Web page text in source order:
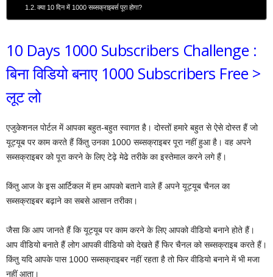
क्या 10 दिन में 1000 सब्सक्राइबर्स पूरा होगा?
10 Days 1000 Subscribers Challenge :
बिना विडियो बनाए 1000 Subscribers Free >
लूट लो
एजुकेशनल पोर्टल में आपका बहुत-बहुत स्वागत है। दोस्तों हमारे बहुत से ऐसे दोस्त हैं जो
यूट्यूब पर काम करते हैं किंतु उनका 1000 सब्सक्राइबर पूरा नहीं हुआ है। वह अपने
सब्सक्राइबर को पूरा करने के लिए टेढ़े मेढे तरीके का इस्तेमाल करने लगे हैं।
किंतु आज के इस आर्टिकल में हम आपको बताने वाले हैं अपने यूट्यूब चैनल का
सब्सक्राइबर बढ़ाने का सबसे आसान तरीका।
जैसा कि आप जानते हैं कि यूट्यूब पर काम करने के लिए आपको वीडियो बनाने होते हैं।
आप वीडियो बनाते हैं लोग आपकी वीडियो को देखते हैं फिर चैनल को सब्सक्राइब करते हैं।
किंतु यदि आपके पास 1000 सब्सक्राइबर नहीं रहता है तो फिर वीडियो बनाने में भी मजा
नहीं आता।